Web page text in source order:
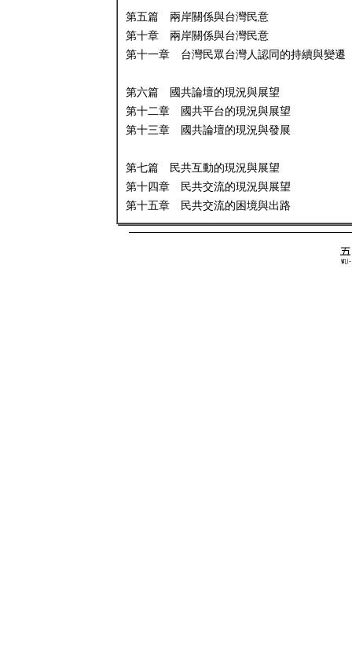
第五篇 兩岸關係與台灣民意
第十章 兩岸關係與台灣民意
第十一章 台灣民眾台灣人認同的持續與變遷
第六篇 國共論壇的現況與展望
第十二章 國共平台的現況與展望
第十三章 國共論壇的現況與發展
第七篇 民共互動的現況與展望
第十四章 民共交流的現況與展望
第十五章 民共交流的困境與出路